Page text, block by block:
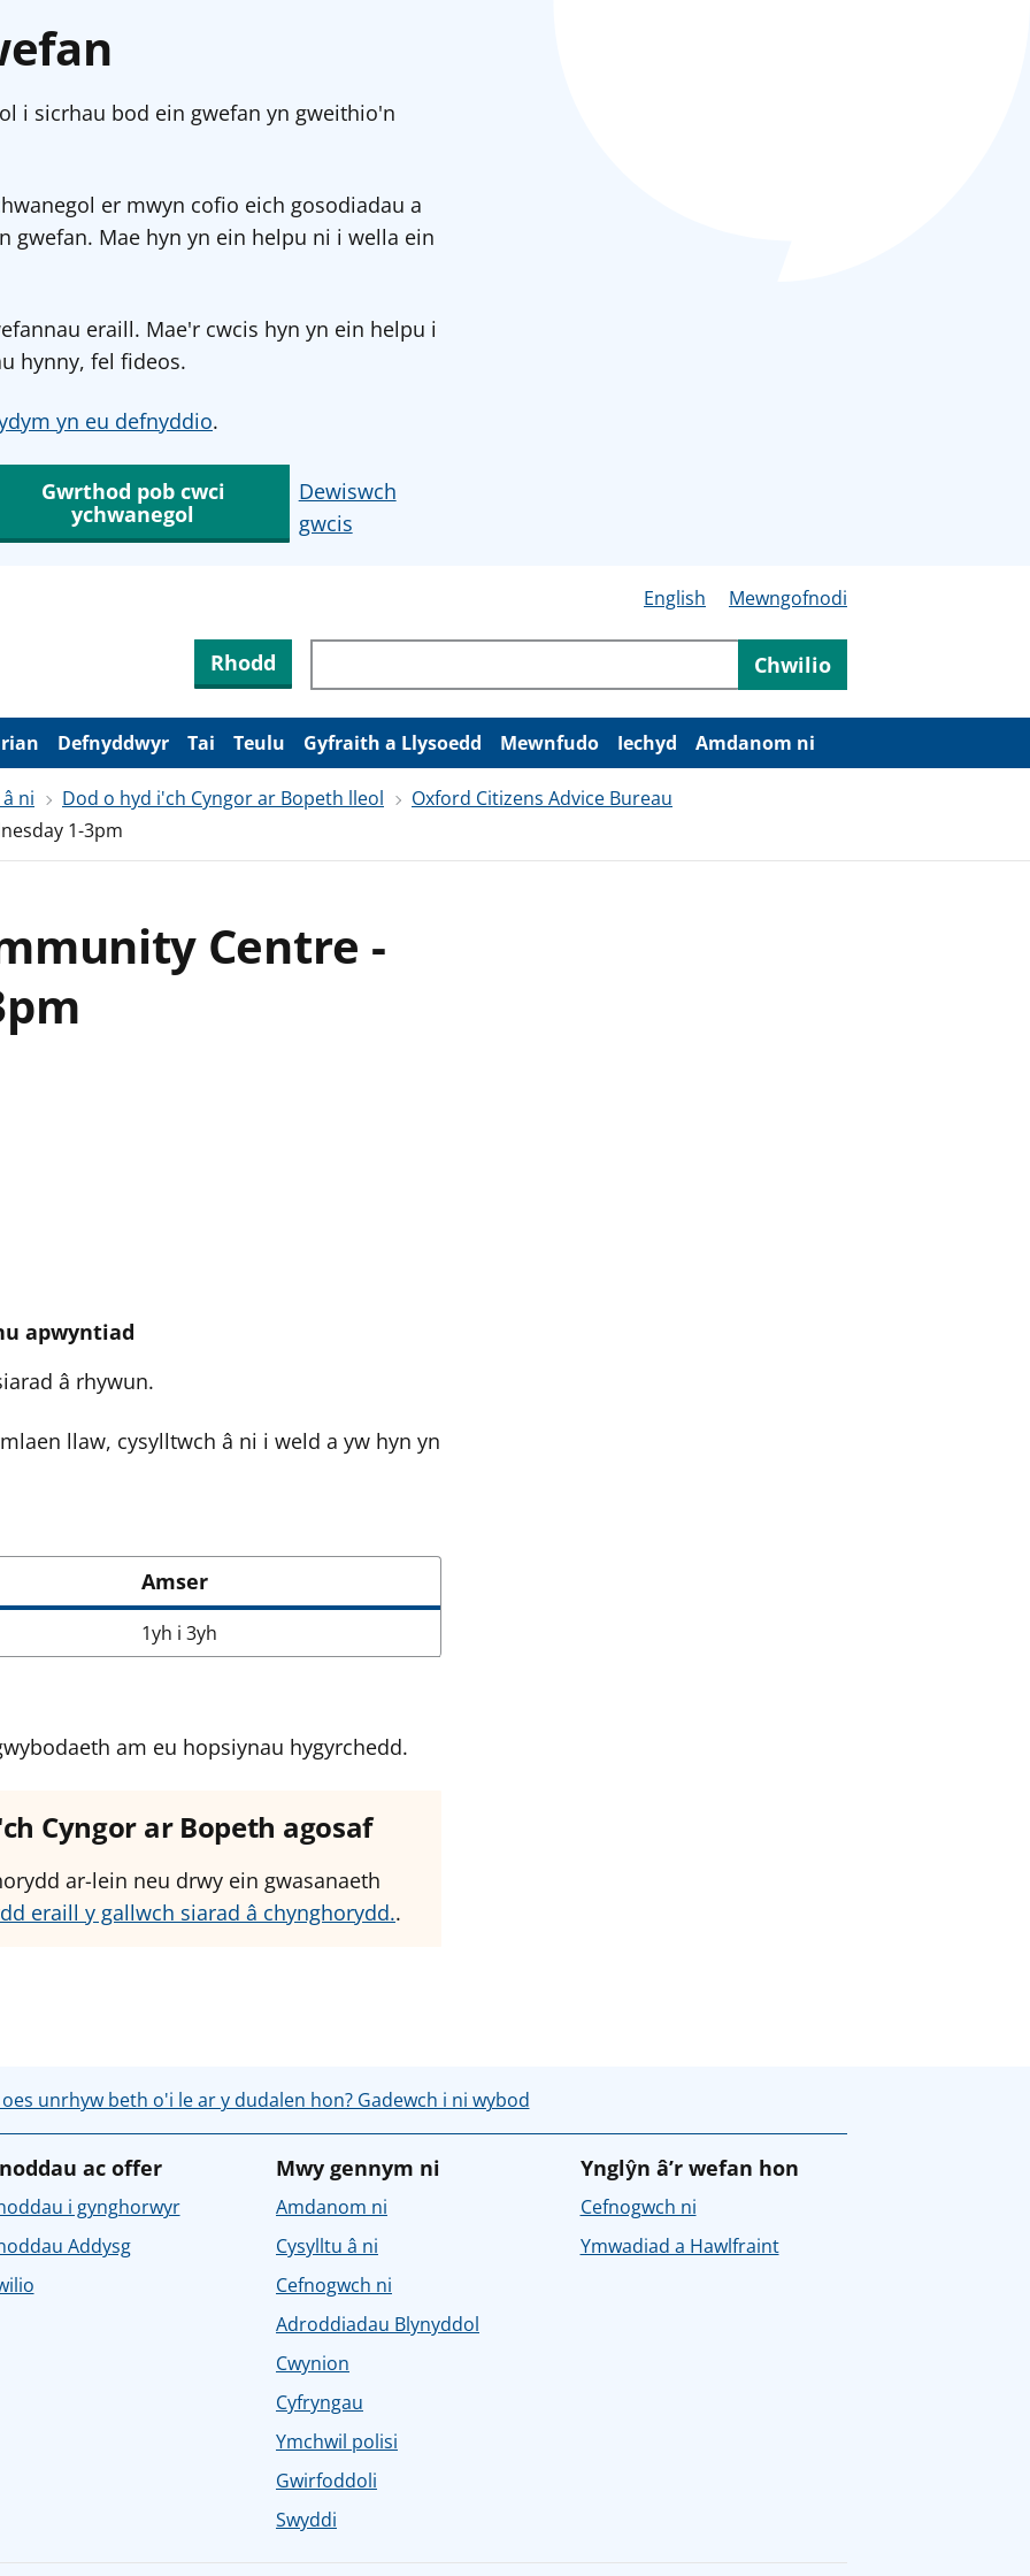
i sicrhau bod ein gwefan yn gweithio'n
er mwyn cofio eich gosodiadau a
gwefan. Mae hyn yn ein helpu ni i wella ein
eraill. Mae'r cwcis hyn yn ein helpu i
hynny, fel fideos.
yn eu defnyddio.
Gwrthod pob cwci
ychwanegol
Dewiswch
gwcis
English Mewngofnodi
Rhodd Chwilio
Defnyddwyr Tai Teulu Gyfraith a Llysoedd Mewnfudo Iechyd Amdanom ni
ni Dod o hyd i'ch Cyngor ar Bopeth lleol
Oxford Citizens Advice Bureau
1-3pm
Centre -
apwyntiad
â rhywun.
llaw, cysylltwch â ni i weld a yw hyn yn
Amser
1yh i 3yh
am eu hopsiynau hygyrchedd.
Cyngor ar Bopeth agosaf
ar-lein neu drwy ein gwasanaeth
eraill y gallwch siarad â chynghorydd..
oes unrhyw beth o'i le ar y dudalen hon? Gadewch i ni wybod
ac offer
i gynghorwyr
Addysg
Mwy gennym ni
Amdanom ni
Cysylltu â ni
Cefnogwch ni
Adroddiadau Blynyddol
Cwynion
Cyfryngau
Ymchwil polisi
Gwirfoddoli
Swyddi
Ynglŷn â’r wefan hon
Cefnogwch ni
Ymwadiad a Hawlfraint